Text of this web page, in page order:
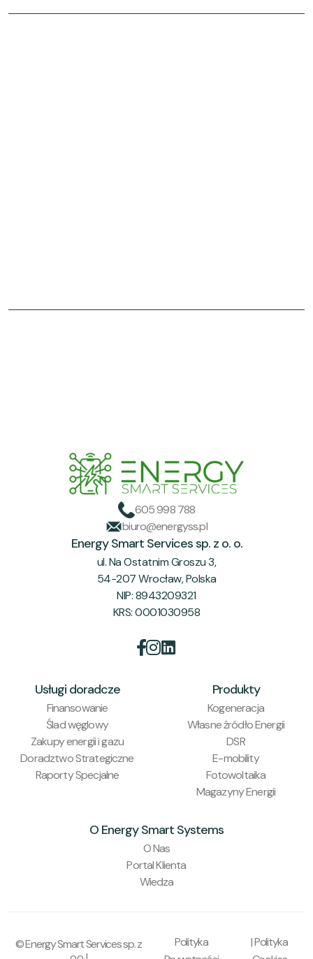
605 998 788
biuro@energyss.pl
Energy Smart Services sp. z o. o.
ul. Na Ostatnim Groszu 3,
54-207 Wrocław, Polska
NIP: 8943209321
KRS: 0001030958

Usługi doradcze
Finansowanie
Ślad węglowy
Zakupy energii i gazu
Doradztwo Strategiczne
Raporty Specjalne
Produkty
Kogeneracja
Własne źródło Energii
DSR
E-mobility
Fotowoltaika
Magazyny Energii
O Energy Smart Systems
O Nas
Portal Klienta
Wiedza
© Energy Smart Services sp. z
Polityka
| Polityka